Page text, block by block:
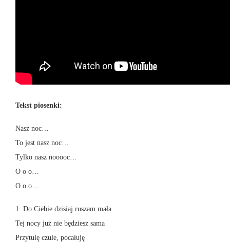
Tekst piosenki:
Nasz noc…
To jest nasz noc…
Tylko nasz nooooc…
O o o…
O o o…
1. Do Ciebie dzisiaj ruszam mała
Tej nocy już nie będziesz sama
Przytulę czule, pocałuję